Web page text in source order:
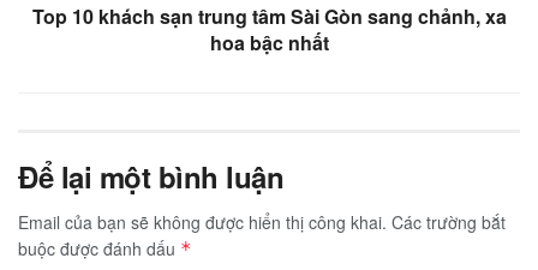
Top 10 khách sạn trung tâm Sài Gòn sang chảnh, xa
hoa bậc nhất
Để lại một bình luận
Email của bạn sẽ không được hiển thị công khai. Các trường bắt
buộc được đánh dấu *